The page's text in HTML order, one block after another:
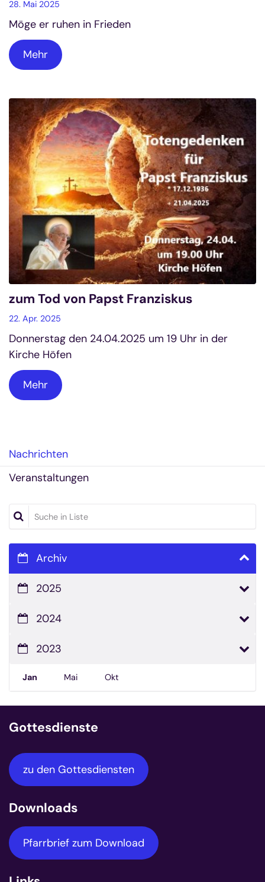
28. Mai 2025
Möge er ruhen in Frieden
Mehr
zum Tod von Papst Franziskus
22. Apr. 2025
Donnerstag den 24.04.2025 um 19 Uhr in der
Kirche Höfen
Mehr
Nachrichten
Veranstaltungen
Suche in Liste
Archiv
2025
2024
2023
Jan Mai Okt
Gottesdienste
zu den Gottesdiensten
Downloads
Pfarrbrief zum Download